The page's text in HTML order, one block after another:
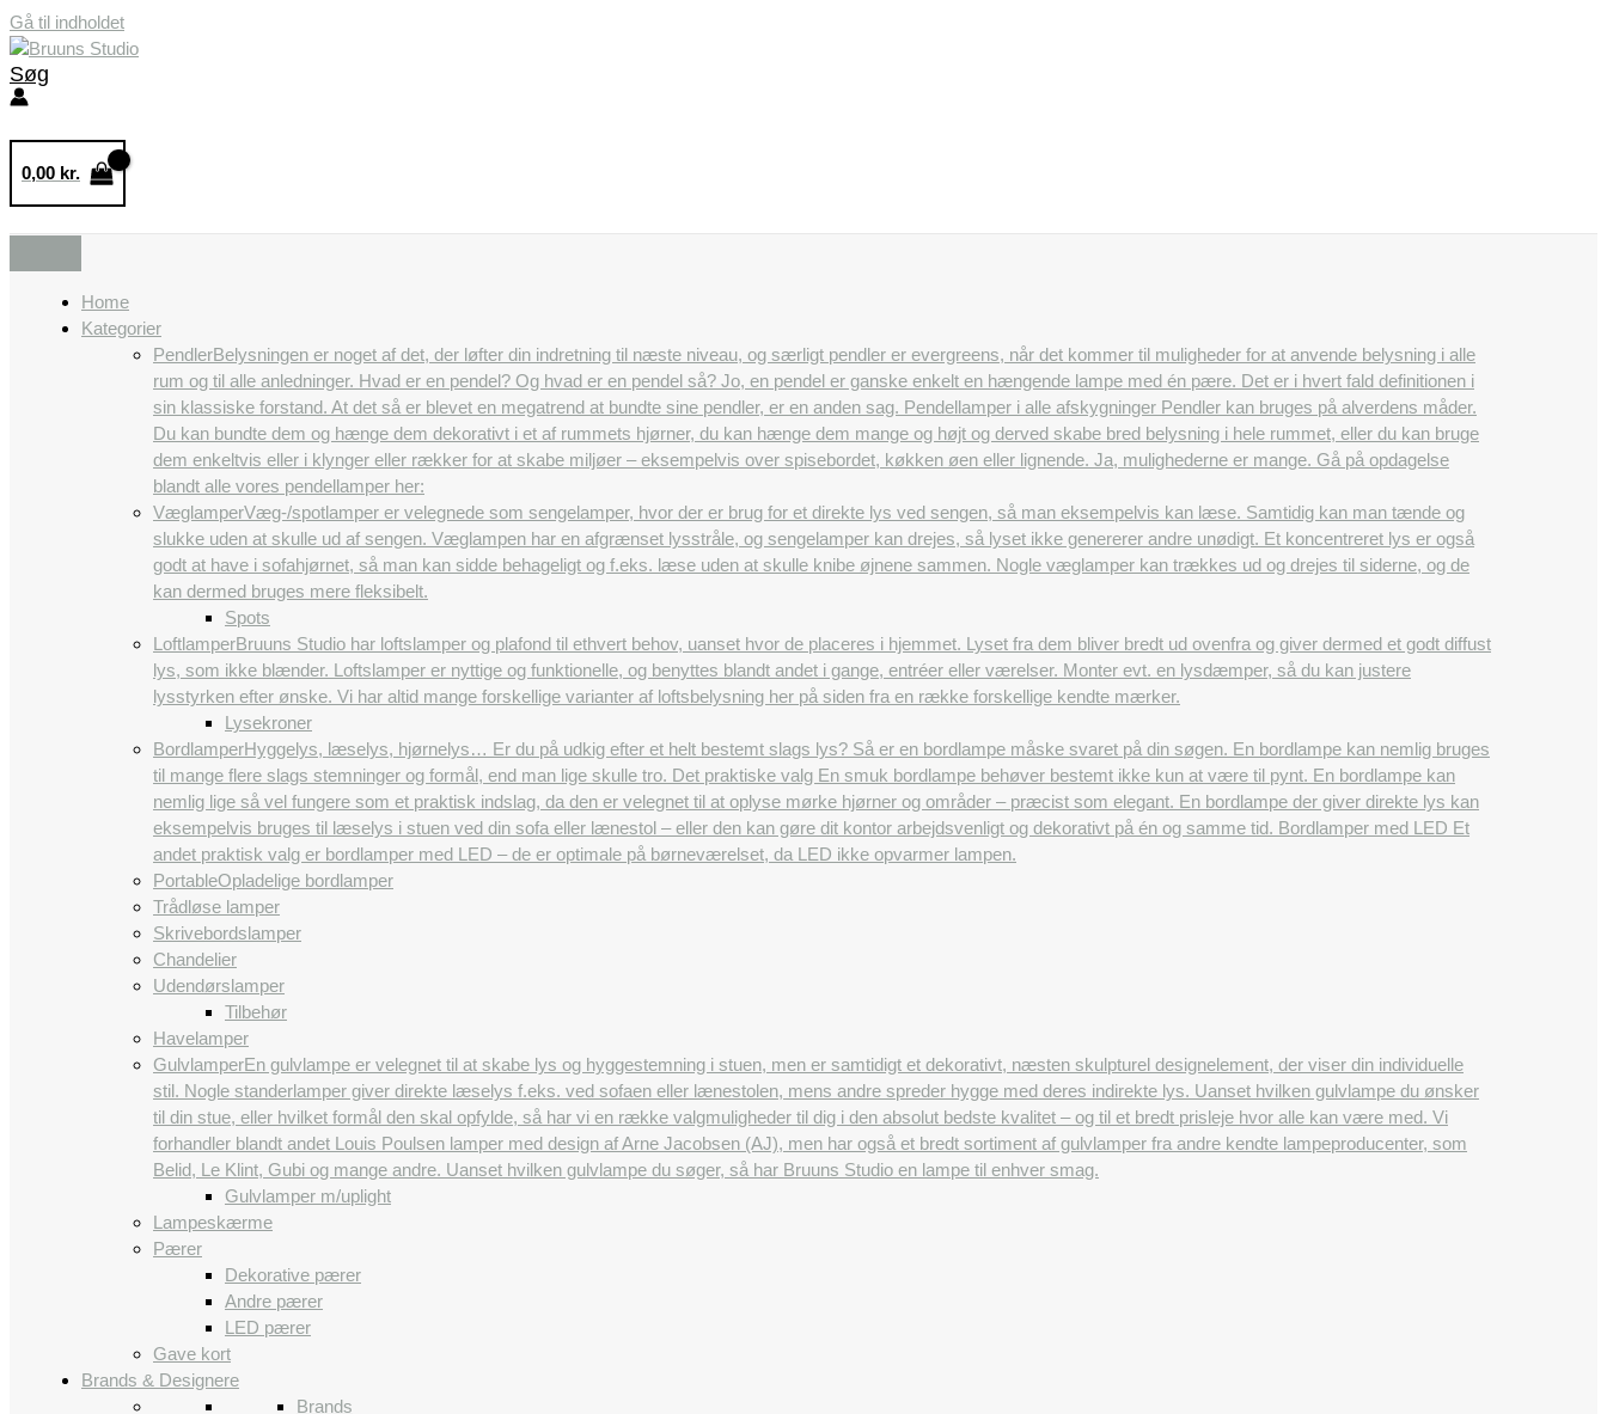
Gå til indholdet
Søg
0,00 kr.
Home
Kategorier
PendlerBelysningen er noget af det, der løfter din indretning til næste niveau, og særligt pendler er evergreens, når det kommer til muligheder for at anvende belysning i alle
rum og til alle anledninger. Hvad er en pendel? Og hvad er en pendel så? Jo, en pendel er ganske enkelt en hængende lampe med én pære. Det er i hvert fald definitionen i
sin klassiske forstand. At det så er blevet en megatrend at bundte sine pendler, er en anden sag. Pendellamper i alle afskygninger Pendler kan bruges på alverdens måder.
Du kan bundte dem og hænge dem dekorativt i et af rummets hjørner, du kan hænge dem mange og højt og derved skabe bred belysning i hele rummet, eller du kan bruge
dem enkeltvis eller i klynger eller rækker for at skabe miljøer – eksempelvis over spisebordet, køkken øen eller lignende. Ja, mulighederne er mange. Gå på opdagelse
blandt alle vores pendellamper her:
VæglamperVæg-/spotlamper er velegnede som sengelamper, hvor der er brug for et direkte lys ved sengen, så man eksempelvis kan læse. Samtidig kan man tænde og
slukke uden at skulle ud af sengen. Væglampen har en afgrænset lysstråle, og sengelamper kan drejes, så lyset ikke genererer andre unødigt. Et koncentreret lys er også
godt at have i sofahjørnet, så man kan sidde behageligt og f.eks. læse uden at skulle knibe øjnene sammen. Nogle væglamper kan trækkes ud og drejes til siderne, og de
kan dermed bruges mere fleksibelt.
Spots
LoftlamperBruuns Studio har loftslamper og plafond til ethvert behov, uanset hvor de placeres i hjemmet. Lyset fra dem bliver bredt ud ovenfra og giver dermed et godt diffust
lys, som ikke blænder. Loftslamper er nyttige og funktionelle, og benyttes blandt andet i gange, entréer eller værelser. Monter evt. en lysdæmper, så du kan justere
lysstyrken efter ønske. Vi har altid mange forskellige varianter af loftsbelysning her på siden fra en række forskellige kendte mærker.
Lysekroner
BordlamperHyggelys, læselys, hjørnelys… Er du på udkig efter et helt bestemt slags lys? Så er en bordlampe måske svaret på din søgen. En bordlampe kan nemlig bruges
til mange flere slags stemninger og formål, end man lige skulle tro. Det praktiske valg En smuk bordlampe behøver bestemt ikke kun at være til pynt. En bordlampe kan
nemlig lige så vel fungere som et praktisk indslag, da den er velegnet til at oplyse mørke hjørner og områder – præcist som elegant. En bordlampe der giver direkte lys kan
eksempelvis bruges til læselys i stuen ved din sofa eller lænestol – eller den kan gøre dit kontor arbejdsvenligt og dekorativt på én og samme tid. Bordlamper med LED Et
andet praktisk valg er bordlamper med LED – de er optimale på børneværelset, da LED ikke opvarmer lampen.
PortableOpladelige bordlamper
Trådløse lamper
Skrivebordslamper
Chandelier
Udendørslamper
Tilbehør
Havelamper
GulvlamperEn gulvlampe er velegnet til at skabe lys og hyggestemning i stuen, men er samtidigt et dekorativt, næsten skulpturel designelement, der viser din individuelle
stil. Nogle standerlamper giver direkte læselys f.eks. ved sofaen eller lænestolen, mens andre spreder hygge med deres indirekte lys. Uanset hvilken gulvlampe du ønsker
til din stue, eller hvilket formål den skal opfylde, så har vi en række valgmuligheder til dig i den absolut bedste kvalitet – og til et bredt prisleje hvor alle kan være med. Vi
forhandler blandt andet Louis Poulsen lamper med design af Arne Jacobsen (AJ), men har også et bredt sortiment af gulvlamper fra andre kendte lampeproducenter, som
Belid, Le Klint, Gubi og mange andre. Uanset hvilken gulvlampe du søger, så har Bruuns Studio en lampe til enhver smag.
Gulvlamper m/uplight
Lampeskærme
Pærer
Dekorative pærer
Andre pærer
LED pærer
Gave kort
Brands & Designere
Brands